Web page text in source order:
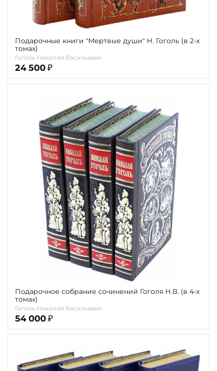
Подарочные книги "Мертвые души" Н. Гоголь (в 2-х
томах)
Гоголь Николай Васильевич
24 500 ₽
Подарочное собрание сочинений Гоголя Н.В. (в 4-х
томах)
Гоголь Николай Васильевич
54 000 ₽